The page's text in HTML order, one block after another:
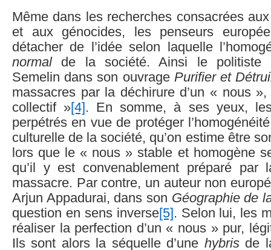
Même dans les recherches consacrées
et aux génocides, les penseurs
détacher de l’idée selon laquelle
normalde la société. Ainsi le politiste
Semelin dans son ouvrage Purifier et
massacres par la déchirure d’un « nous »,
collectif »[4] . En somme, à ses yeux,
perpétrés en vue de protéger
culturelle de la société, qu’on estime être
lors que le « nous » stable et homogène
qu’il y est convenablement préparé par
massacre. Par contre, un auteur non
Arjun Appadurai, dans son Géographie de
question en sens inverse[5] . Selon lui, les
réaliser la perfection d’un « nous » pur,
Ils sont alors la séquelle d’une hybrisde